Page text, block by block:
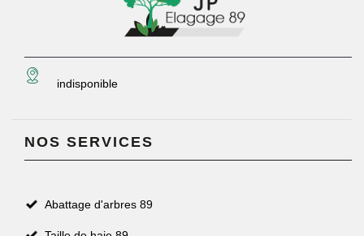
indisponible
NOS SERVICES
Abattage d'arbres 89